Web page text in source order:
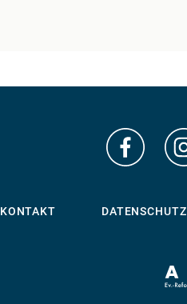
KONTAKT DATENSCHUTZ